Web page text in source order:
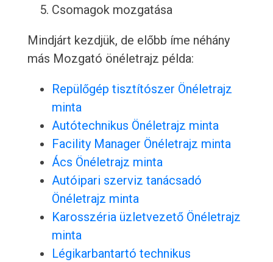
Csomagok mozgatása
Mindjárt kezdjük, de előbb íme néhány
más Mozgató önéletrajz példa:
Repülőgép tisztítószer Önéletrajz
minta
Autótechnikus Önéletrajz minta
Facility Manager Önéletrajz minta
Ács Önéletrajz minta
Autóipari szerviz tanácsadó
Önéletrajz minta
Karosszéria üzletvezető Önéletrajz
minta
Légikarbantartó technikus